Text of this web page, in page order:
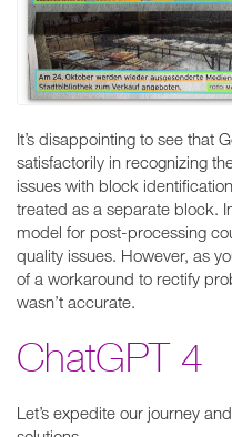
It’s disappointing to see that
satisfactorily in recognizing
issues with block
treated as a separate block.
model for post-processing
quality issues. However, as
of a workaround to rectify
wasn’t accurate.
ChatGPT 4
Let’s expedite our journey